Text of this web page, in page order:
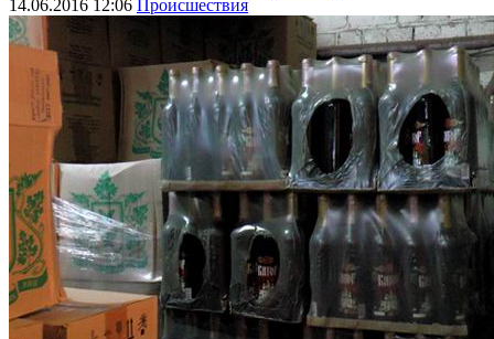
14.06.2016 12:06 Происшествия